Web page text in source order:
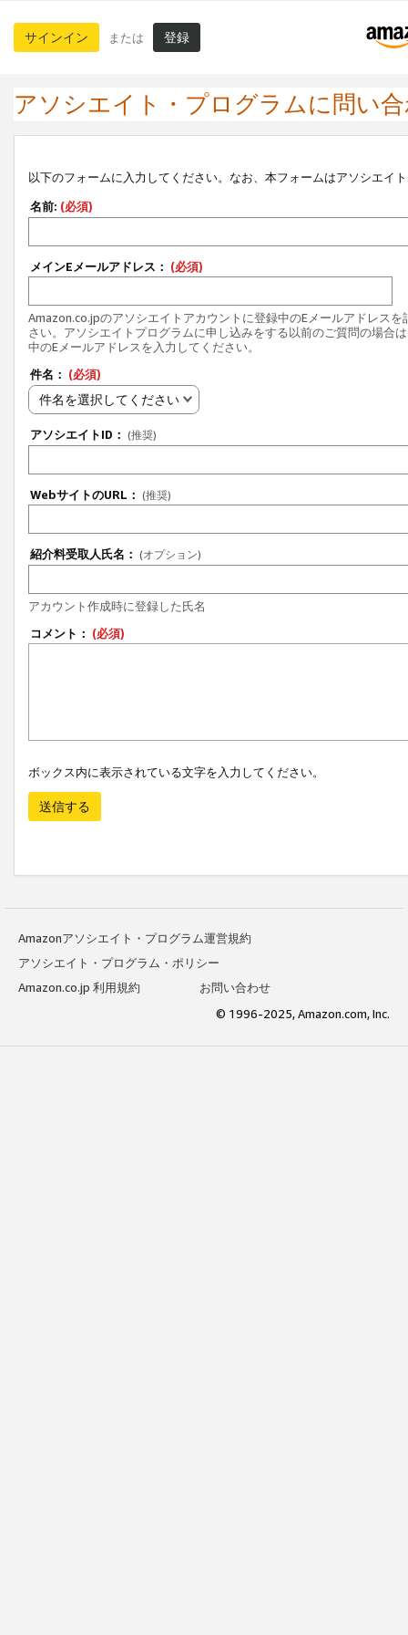
サインイン または 登録
アソシエイト・プログラムに問い
以下のフォームに入力してください。なお、本フォームはアソシエイ
名前: (必須)
メインEメールアドレス： (必須)
Amazon.co.jpのアソシエイトアカウントに登録中のEメールアドレスを
さい。アソシエイトプログラムに申し込みをする以前のご質問の場合
中のEメールアドレスを入力してください。
件名： (必須)
件名を選択してください
アソシエイトID： (推奨)
WebサイトのURL： (推奨)
紹介料受取人氏名： (オプション)
アカウント作成時に登録した氏名
コメント： (必須)
ボックス内に表示されている文字を入力してください。
送信する
Amazonアソシエイト・プログラム運営規約
アソシエイト・プログラム・ポリシー
Amazon.co.jp 利用規約
お問い合わせ
© 1996-2025, Amazon.com, Inc.